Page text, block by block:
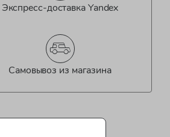
Экспресс-доставка Yandex
Самовывоз из магазина